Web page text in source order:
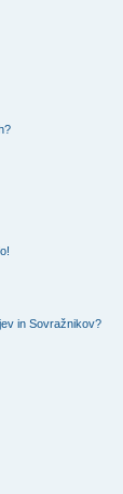
in Sovražnikov?